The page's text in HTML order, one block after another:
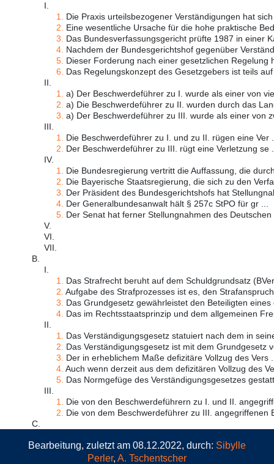
I.
1.
Die Praxis urteilsbezogener Verständigungen hat
2.
Eine wesentliche Ursache für die hohe praktische
3.
Das Bundesverfassungsgericht prüfte 1987 in einer
4. Nachdem der Bundesgerichtshof gegenüber
5. Dieser Forderung nach einer gesetzlichen Regelung
6.
Das Regelungskonzept des Gesetzgebers ist teils
II.
1.
a) Der Beschwerdeführer zu I. wurde als einer von
2. a) Die Beschwerdeführer zu II. wurden durch das
3. a) Der Beschwerdeführer zu III. wurde als einer von
III.
1.
Die Beschwerdeführer zu I. und zu II. rügen eine Ver
2.
Der Beschwerdeführer zu III. rügt eine Verletzung se
IV.
1.
Die Bundesregierung vertritt die Auffassung, die
2.
Die Bayerische Staatsregierung, die sich zu den
3.
Der Präsident des Bundesgerichtshofs hat
4. Der Generalbundesanwalt hält § 257c StPO für gr ...
5. Der Senat hat ferner Stellungnahmen des
V.
VI.
VII.
B.
I.
1.
Das Strafrecht beruht auf dem Schuldgrundsatz
2. Aufgabe des Strafprozesses ist es, den
3.
Das Grundgesetz gewährleistet den Beteiligten eines
4. Das im Rechtsstaatsprinzip und dem allgemeinen
II.
1.
Das Verständigungsgesetz statuiert nach dem in
2.
Das Verständigungsgesetz ist mit dem Grundgesetz
3.
Der in erheblichem Maße defizitäre Vollzug des Vers
4. Auch wenn derzeit aus dem defizitären Vollzug des
5. Das Normgefüge des Verständigungsgesetzes
III.
1.
Die von den Beschwerdeführern zu I. und II.
2.
Die von dem Beschwerdeführer zu III. angegriffenen
C.
Bearbeitung, zuletzt am 08.12.2022, durch: Sibylle
Perler, A. Tschentscher